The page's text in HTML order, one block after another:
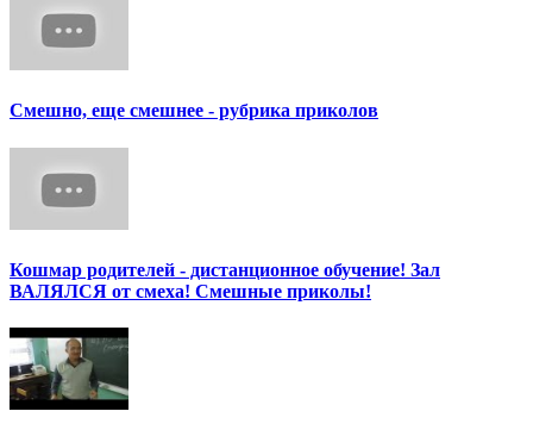
Смешно, еще смешнее - рубрика приколов
Кошмар родителей - дистанционное обучение! Зал
ВАЛЯЛСЯ от смеха! Смешные приколы!